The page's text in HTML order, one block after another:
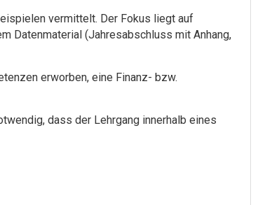
vermittelt. Der Fokus liegt auf
Datenmaterial (Jahresabschluss mit Anhang,
erworben, eine Finanz- bzw.
dass der Lehrgang innerhalb eines